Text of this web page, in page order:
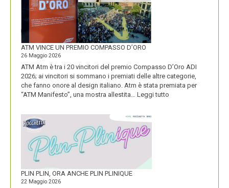
LA
SUA
IDENTITÀ
FORTE
ATM VINCE UN PREMIO COMPASSO D’ORO
26 Maggio 2026
ATM Atm è tra i 20 vincitori del premio Compasso D’Oro ADI
2026; ai vincitori si sommano i premiati delle altre categorie,
che fanno onore al design italiano. Atm è stata premiata per
“ATM Manifesto”, una mostra allestita… Leggi tutto
PLIN PLIN, ORA ANCHE PLIN PLINIQUE
22 Maggio 2026